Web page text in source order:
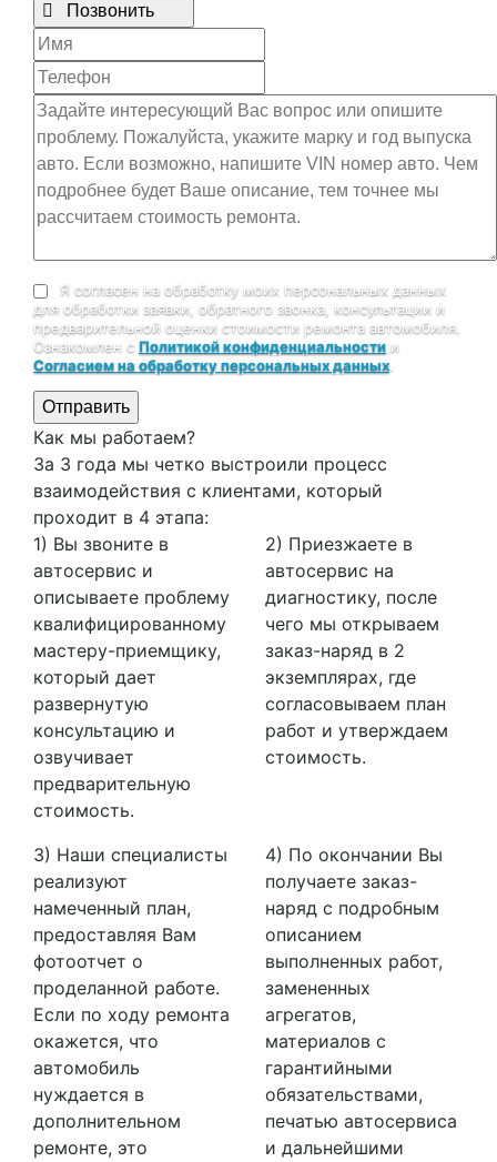
 Позвонить
Я согласен на обработку моих персональных данных
для обработки заявки, обратного звонка, консультации и
предварительной оценки стоимости ремонта автомобиля.
Ознакомлен с Политикой конфиденциальности и
Согласием на обработку персональных данных.
Отправить
Как мы работаем?
За 3 года мы четко выстроили процесс
взаимодействия с клиентами, который
проходит в 4 этапа:
1) Вы звоните в
автосервис и
описываете проблему
квалифицированному
мастеру-приемщику,
который дает
развернутую
консультацию и
озвучивает
предварительную
стоимость.
2) Приезжаете в
автосервис на
диагностику, после
чего мы открываем
заказ-наряд в 2
экземплярах, где
согласовываем план
работ и утверждаем
стоимость.
3) Наши специалисты
реализуют
намеченный план,
предоставляя Вам
фотоотчет о
проделанной работе.
Если по ходу ремонта
окажется, что
автомобиль
нуждается в
дополнительном
ремонте, это
4) По окончании Вы
получаете заказ-
наряд с подробным
описанием
выполненных работ,
замененных
агрегатов,
материалов с
гарантийными
обязательствами,
печатью автосервиса
и дальнейшими